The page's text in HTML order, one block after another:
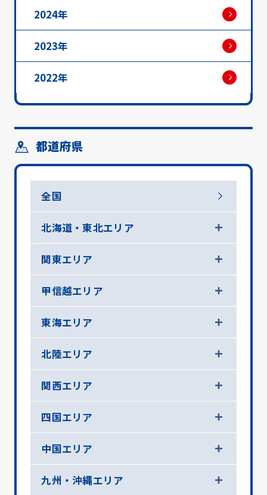
2024年
2023年
2022年
都道府県
全国
北海道・東北エリア
関東エリア
甲信越エリア
東海エリア
北陸エリア
関西エリア
四国エリア
中国エリア
九州・沖縄エリア